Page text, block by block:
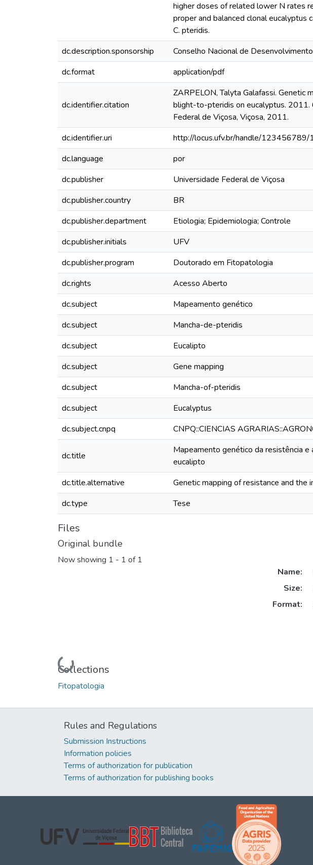
higher doses of related lower N rates
proper and balanced clonal eucalyptus
C. pteridis.
dc.description.sponsorship
Conselho Nacional de
dc.format
application/pdf
dc.identifier.citation
ZARPELON, Talyta Galafassi. Genetic
blight-to-pteridis on eucalyptus. 2011.
Federal de Viçosa, Viçosa, 2011.
dc.identifier.uri
http://locus.ufv.br/handle/123456789/
dc.language
por
dc.publisher
Universidade Federal de Viçosa
dc.publisher.country
BR
dc.publisher.department
Etiologia; Epidemiologia; Controle
dc.publisher.initials
UFV
dc.publisher.program
Doutorado em Fitopatologia
dc.rights
Acesso Aberto
dc.subject
Mapeamento genético
dc.subject
Mancha-de-pteridis
dc.subject
Eucalipto
dc.subject
Gene mapping
dc.subject
Mancha-of-pteridis
dc.subject
Eucalyptus
dc.subject.cnpq
CNPQ::CIENCIAS
dc.title
Mapeamento genético da resistência
eucalipto
dc.title.alternative Genetic mapping of resistance and
dc.type
Tese
Files
Original bundle
Now showing 1 - 1 of 1
Loading...
Name:
Size:
Format:
Collections
Fitopatologia
Rules and Regulations
Submission Instructions
Information policies
Terms of authorization for publication
Terms of authorization for publishing books